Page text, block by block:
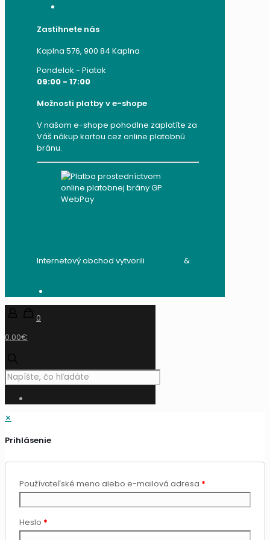
Zastihnete nás
Kaplna 576, 900 84 Kaplna
Pondelok - Piatok
09:00 - 17:00
Možnosti platby v e-shope
V našom e-shope pohodlne zaplatíte za
Váš nákup kartou cez online platobnú
bránu.
Internetový obchod vytvorili
&
0
0.00€
✕
Prihlásenie
Používateľské meno alebo e-mailová adresa *
Heslo *